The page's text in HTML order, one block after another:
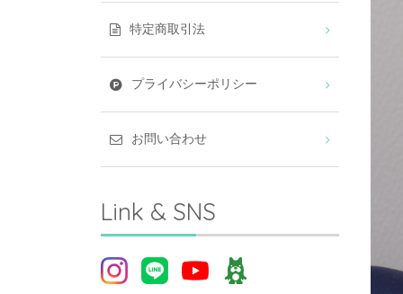
特定商取引法
プライバシーポリシー
お問い合わせ
Link & SNS